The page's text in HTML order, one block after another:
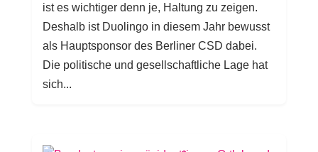
ist es wichtiger denn je, Haltung zu zeigen.
Deshalb ist Duolingo in diesem Jahr bewusst
als Hauptsponsor des Berliner CSD dabei.
Die politische und gesellschaftliche Lage hat
sich...